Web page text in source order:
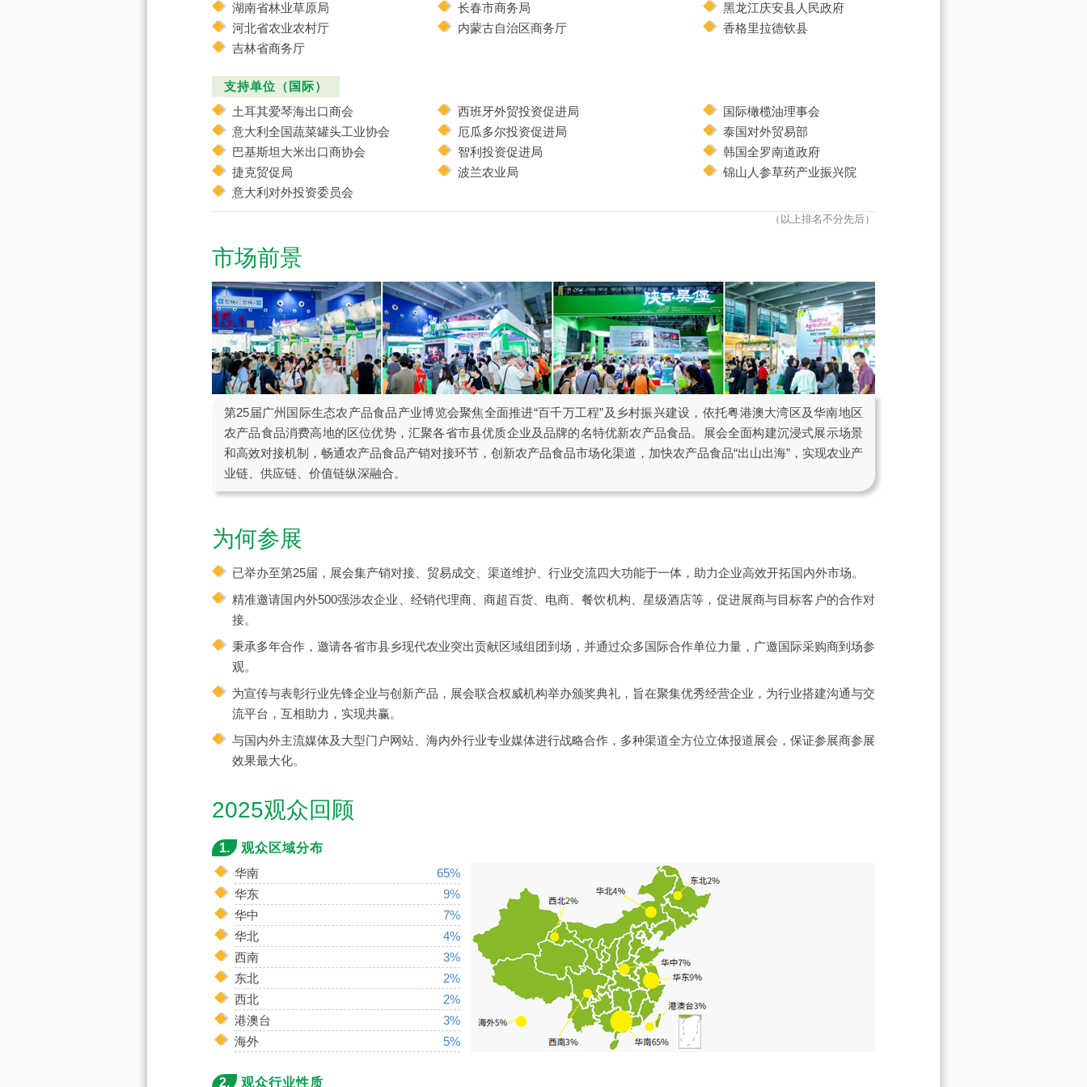
湖南省林业草原局
河北省农业农村厅
吉林省商务厅
长春市商务局
内蒙古自治区商务厅
黑龙江庆安县人民政府
香格里拉德钦县
支持单位（国际）
土耳其爱琴海出口商会
意大利全国蔬菜罐头工业协会
巴基斯坦大米出口商协会
捷克贸促局
意大利对外投资委员会
西班牙外贸投资促进局
厄瓜多尔投资促进局
智利投资促进局
波兰农业局
国际橄榄油理事会
泰国对外贸易部
韩国全罗南道政府
锦山人参草药产业振兴院
（以上排名不分先后）
市场前景
第25届广州国际生态农产品食品产业博览会聚焦全面推进“百千万工程”及乡村振兴建设，依托粤港澳大湾区及华南地区
农产品食品消费高地的区位优势，汇聚各省市县优质企业及品牌的名特优新农产品食品。展会全面构建沉浸式展示场景
和高效对接机制，畅通农产品食品产销对接环节，创新农产品食品市场化渠道，加快农产品食品“出山出海”，实现农业产
业链、供应链、价值链纵深融合。
为何参展
已举办至第25届，展会集产销对接、贸易成交、渠道维护、行业交流四大功能于一体，助力企业高效开拓国内外市场。
精准邀请国内外500强涉农企业、经销代理商、商超百货、电商、餐饮机构、星级酒店等，促进展商与目标客户的合作对
接。
秉承多年合作，邀请各省市县乡现代农业突出贡献区域组团到场，并通过众多国际合作单位力量，广邀国际采购商到场参
观。
为宣传与表彰行业先锋企业与创新产品，展会联合权威机构举办颁奖典礼，旨在聚集优秀经营企业，为行业搭建沟通与交
流平台，互相助力，实现共赢。
与国内外主流媒体及大型门户网站、海内外行业专业媒体进行战略合作，多种渠道全方位立体报道展会，保证参展商参展
效果最大化。
2025观众回顾
1.
观众区域分布
华南
65%
华东
9%
华中
7%
华北
4%
西南
3%
东北
2%
西北
2%
港澳台
3%
海外
5%
2.
观众行业性质